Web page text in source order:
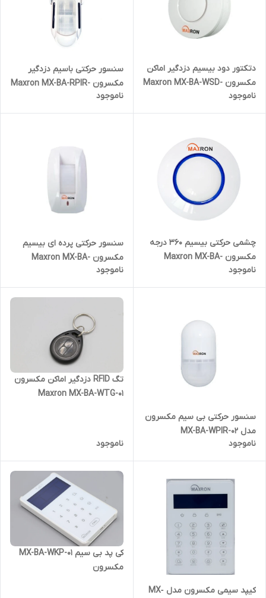
دتکتور دود بیسیم دزدگیر اماکن
مکسرون Maxron MX-BA-WSD-
01
ناموجود
سنسور حرکتی باسیم دزدگیر
مکسرون Maxron MX-BA-RPIR-
05
ناموجود
چشمی حرکتی بیسیم 360 درجه
مکسرون Maxron MX-BA-
WPIR-04
ناموجود
سنسور حرکتی پرده ای بیسیم
مکسرون Maxron MX-BA-
WPIR-03
ناموجود
سنسور حرکتی بی سیم مکسرون
مدل MX-BA-WPIR-02
ناموجود
تگ RFID دزدگیر اماکن مکسرون
Maxron MX-BA-WTG-01
ناموجود
کیپد سیمی مکسرون مدل MX‐
کی پد بی سیم MX-BA-WKP-01
مکسرون